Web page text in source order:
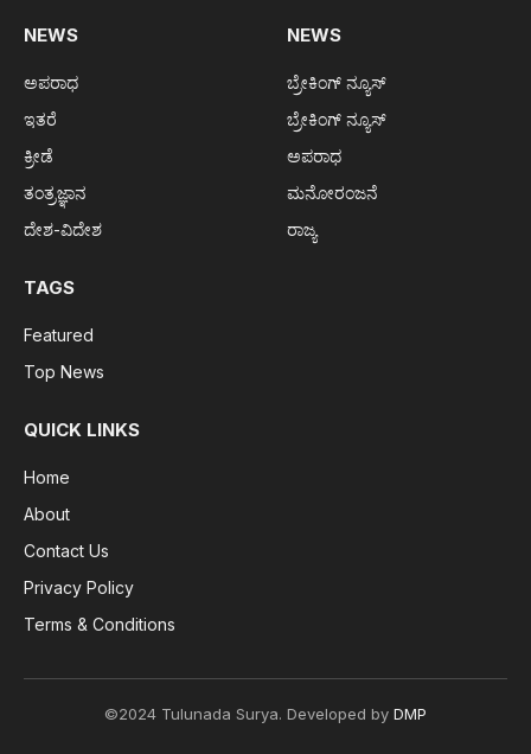
NEWS
ಅಪರಾಧ
ಇತರೆ
ಕ್ರೀಡೆ
ತಂತ್ರಜ್ಞಾನ
ದೇಶ-ವಿದೇಶ
NEWS
ಬ್ರೇಕಿಂಗ್ ನ್ಯೂಸ್
ಬ್ರೇಕಿಂಗ್ ನ್ಯೂಸ್
ಅಪರಾಧ
ಮನೋರಂಜನೆ
ರಾಜ್ಯ
TAGS
Featured
Top News
QUICK LINKS
Home
About
Contact Us
Privacy Policy
Terms & Conditions
©2024 Tulunada Surya. Developed by DMP